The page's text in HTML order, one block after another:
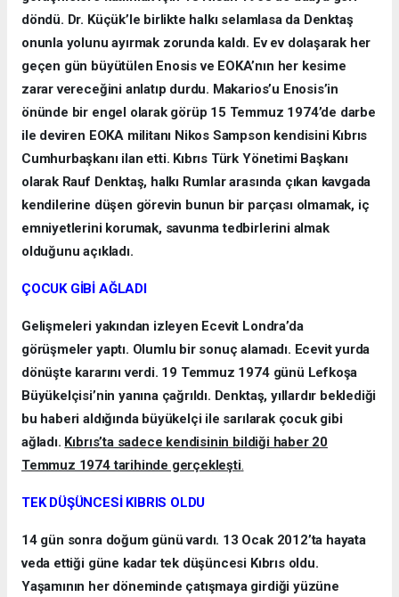
döndü. Dr. Küçük’le birlikte halkı selamlasa da Denktaş
onunla yolunu ayırmak zorunda kaldı. Ev ev dolaşarak her
geçen gün büyütülen Enosis ve EOKA’nın her kesime
zarar vereceğini anlatıp durdu. Makarios’u Enosis’in
önünde bir engel olarak görüp 15 Temmuz 1974’de darbe
ile deviren EOKA militanı Nikos Sampson kendisini Kıbrıs
Cumhurbaşkanı ilan etti. Kıbrıs Türk Yönetimi Başkanı
olarak Rauf Denktaş, halkı Rumlar arasında çıkan kavgada
kendilerine düşen görevin bunun bir parçası olmamak, iç
emniyetlerini korumak, savunma tedbirlerini almak
olduğunu açıkladı.
ÇOCUK GİBİ AĞLADI
Gelişmeleri yakından izleyen Ecevit Londra’da
görüşmeler yaptı. Olumlu bir sonuç alamadı. Ecevit yurda
dönüşte kararını verdi. 19 Temmuz 1974 günü Lefkoşa
Büyükelçisi’nin yanına çağrıldı. Denktaş, yıllardır beklediği
bu haberi aldığında büyükelçi ile sarılarak çocuk gibi
ağladı. Kıbrıs’ta sadece kendisinin bildiği haber 20
Temmuz 1974 tarihinde gerçekleşti.
TEK DÜŞÜNCESİ KIBRIS OLDU
14 gün sonra doğum günü vardı. 13 Ocak 2012’ta hayata
veda ettiği güne kadar tek düşüncesi Kıbrıs oldu.
Yaşamının her döneminde çatışmaya girdiği yüzüne